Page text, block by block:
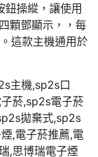
操縱，讓使用
顆鄧顯示，，每
這款主機通用於